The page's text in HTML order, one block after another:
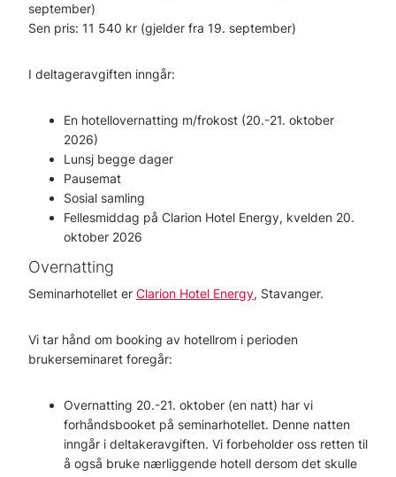
september)
Sen pris: 11 540 kr (gjelder fra 19. september)
I deltageravgiften inngår:
En hotellovernatting m/frokost (20.-21. oktober
2026)
Lunsj begge dager
Pausemat
Sosial samling
Fellesmiddag på Clarion Hotel Energy, kvelden 20.
oktober 2026
Overnatting
Seminarhotellet er Clarion Hotel Energy, Stavanger.
Vi tar hånd om booking av hotellrom i perioden
brukerseminaret foregår:
Overnatting 20.-21. oktober (en natt) har vi
forhåndsbooket på seminarhotellet. Denne natten
inngår i deltakeravgiften. Vi forbeholder oss retten til
å også bruke nærliggende hotell dersom det skulle